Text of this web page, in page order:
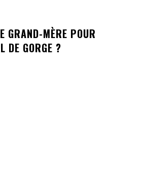
GRAND-MÈRE POUR
DE GORGE ?